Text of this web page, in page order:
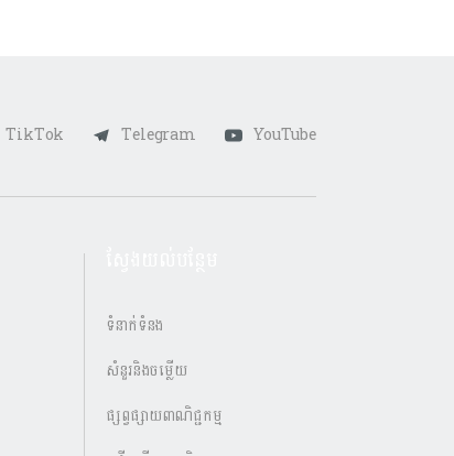
TikTok Telegram YouTube
ទំនាក់ទំនង
សំនួរនិងចម្លើយ
ផ្សព្វផ្សាយពាណិជ្ជកម្ម